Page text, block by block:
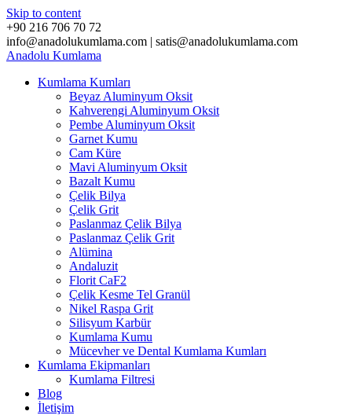
Skip to content
+90 216 706 70 72
info@anadolukumlama.com | satis@anadolukumlama.com
Anadolu Kumlama
Kumlama Kumları
Beyaz Aluminyum Oksit
Kahverengi Aluminyum Oksit
Pembe Aluminyum Oksit
Garnet Kumu
Cam Küre
Mavi Aluminyum Oksit
Bazalt Kumu
Çelik Bilya
Çelik Grit
Paslanmaz Çelik Bilya
Paslanmaz Çelik Grit
Alümina
Andaluzit
Florit CaF2
Çelik Kesme Tel Granül
Nikel Raspa Grit
Silisyum Karbür
Kumlama Kumu
Mücevher ve Dental Kumlama Kumları
Kumlama Ekipmanları
Kumlama Filtresi
Blog
İletişim